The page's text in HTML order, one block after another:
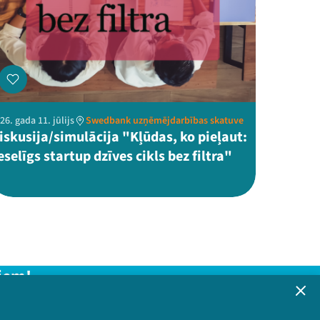
gada 11. jūlijs Swedbank uzņēmējdarbības skatuve
simulācija "Kļūdas, ko pieļaut:
startup dzīves cikls bez filtra"